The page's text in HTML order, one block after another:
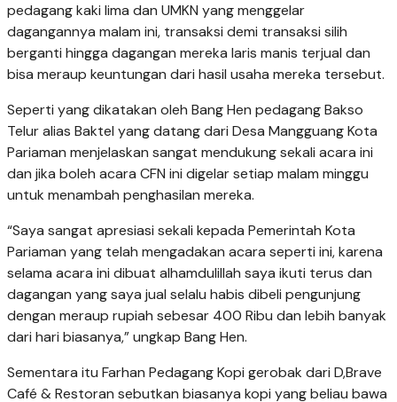
pedagang kaki lima dan UMKN yang meng­gelar
dagangannya malam ini, transaksi demi transaksi silih
berganti hingga dagangan mereka laris manis terjual dan
bisa meraup keuntungan dari hasil usaha mereka tersebut.
Seperti yang dikatakan oleh Bang Hen pedagang Bakso
Telur alias Baktel yang datang dari Desa Mangguang Kota
Pariaman menjelaskan sangat mendukung sekali acara ini
dan jika boleh acara CFN ini digelar setiap ma­lam minggu
untuk menambah penghasilan mereka.
“Saya sangat apresiasi sekali kepada Pemerintah Kota
Pariaman yang telah mengadakan acara seperti ini, karena
selama acara ini dibuat alhamdulillah saya ikuti terus dan
dagangan yang saya jual selalu habis dibeli pengunjung
dengan meraup rupiah sebesar 400 Ribu dan lebih banyak
dari hari biasa­nya,” ungkap Bang Hen.
Sementara itu Farhan Pedagang Kopi gerobak dari D,Brave
Café & Restoran sebutkan biasanya ko­pi yang beliau bawa